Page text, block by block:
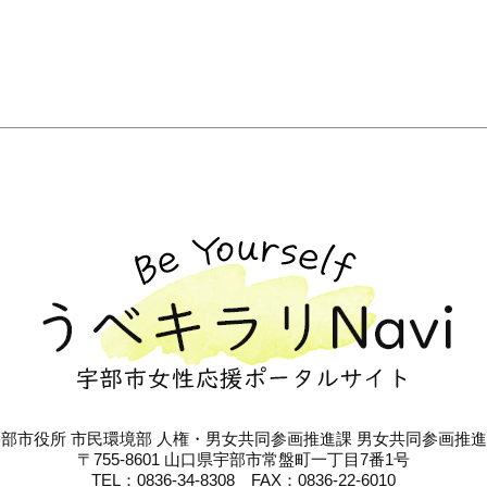
市役所 市民環境部 人権・男女共同参画推進課 男女共同参画推
〒755-8601 山口県宇部市常盤町一丁目7番1号
TEL：0836-34-8308 FAX：0836-22-6010